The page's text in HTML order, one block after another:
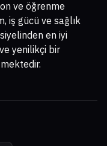
ve öğrenme
iş gücü ve sağlık
en iyi
yenilikçi bir